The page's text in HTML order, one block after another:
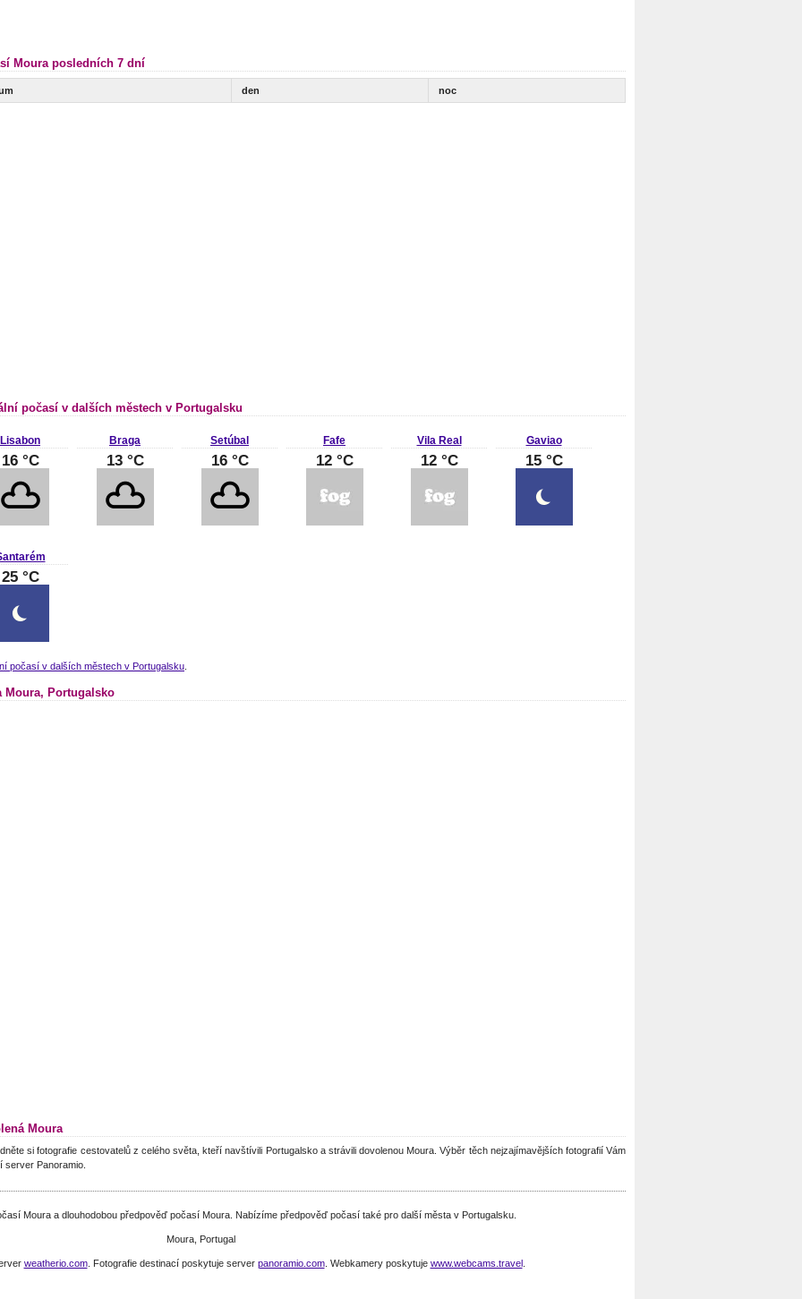
Moura posledních 7 dní
den noc
počasí v dalších městech v Portugalsku
Lisabon
16 °C
Braga
13 °C
Setúbal
16 °C
Fafe
12 °C
Vila Real
12 °C
Gaviao
15 °C
25 °C
počasí v dalších městech v Portugalsku.
Moura, Portugalsko
Moura
si fotografie cestovatelů z celého světa, kteří navštívili Portugalsko a strávili dovolenou Moura. Výběr těch nejzajímavějších fotografií Vám
server Panoramio.
Moura a dlouhodobou předpověď počasí Moura. Nabízíme předpověď počasí také pro další města v Portugalsku.
Moura, Portugal
weatherio.com. Fotografie destinací poskytuje server panoramio.com. Webkamery poskytuje www.webcams.travel.